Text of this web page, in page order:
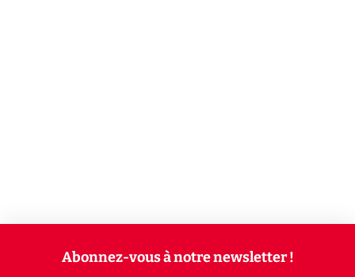
Abonnez-vous à notre newsletter !